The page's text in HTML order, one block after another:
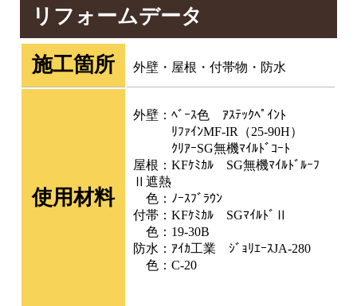
リフォームデータ
施工箇所 外壁・屋根・付帯物・防水
使用材料
外壁：ﾍﾞｰｽ色 ｱｽﾃｯｸﾍﾟｲﾝﾄ
ﾘﾌｧｲﾝMF-IR（25-90H）
ｸﾘｱｰSG無機ﾏｲﾙﾄﾞｺｰﾄ
屋根：KFｹﾐｶﾙ SG無機ﾏｲﾙﾄﾞﾙｰﾌ
Ⅱ遮熱
色：ﾉｰｽﾌﾞﾗｳﾝ
付帯：KFｹﾐｶﾙ SGﾏｲﾙﾄﾞⅡ
色：19-30B
防水：ｱｲｶ工業 ｼﾞｮﾘｴｰｽJA-280
色：C-20